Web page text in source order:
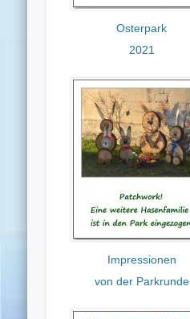
Osterpark
2021
Impressionen
von der Parkrunde